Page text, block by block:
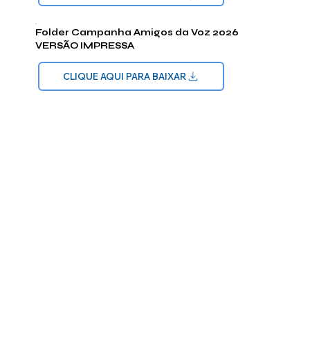
Folder Campanha Amigos da Voz 2026
VERSÃO IMPRESSA
CLIQUE AQUI PARA BAIXAR